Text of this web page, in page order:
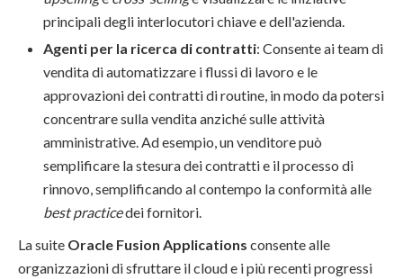
principali degli interlocutori chiave e dell'azienda.
Agenti per la ricerca di contratti: Consente ai team di
vendita di automatizzare i flussi di lavoro e le
approvazioni dei contratti di routine, in modo da potersi
concentrare sulla vendita anziché sulle attività
amministrative. Ad esempio, un venditore può
semplificare la stesura dei contratti e il processo di
rinnovo, semplificando al contempo la conformità alle
best practicedei fornitori.
La suite Oracle Fusion Applications consente alle
organizzazioni di sfruttare il cloud e i più recenti progressi